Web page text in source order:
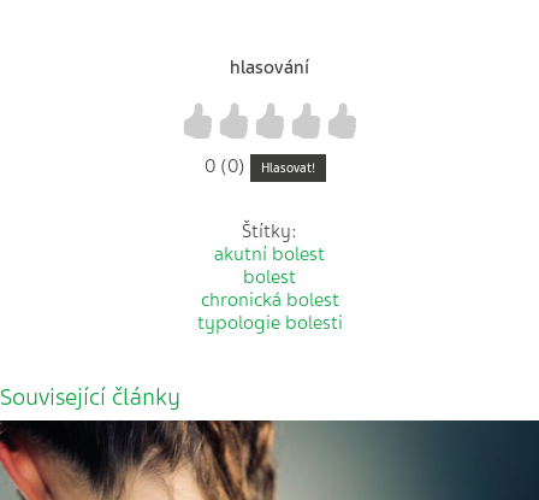
hlasování
4
3
2
1
0 (0) Hlasovat!
Štítky:
akutní bolest
bolest
chronická bolest
typologie bolesti
Související články